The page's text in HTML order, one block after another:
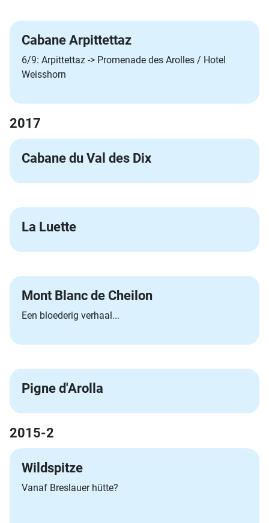
Cabane Arpittettaz
6/9: Arpittettaz -> Promenade des Arolles / Hotel
Weisshorn
2017
Cabane du Val des Dix
La Luette
Mont Blanc de Cheilon
Een bloederig verhaal...
Pigne d'Arolla
2015-2
Wildspitze
Vanaf Breslauer hütte?